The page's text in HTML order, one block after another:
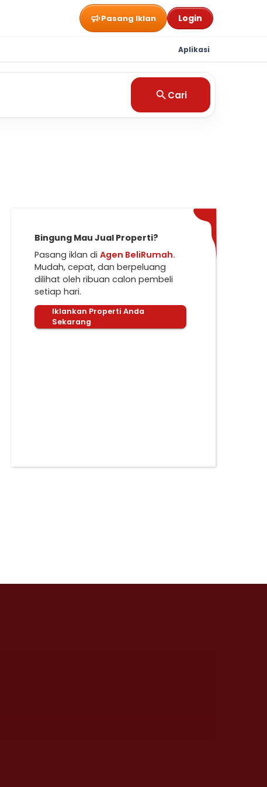
Pasang Iklan Login
Aplikasi
Cari
Bingung Mau Jual Properti?
Pasang iklan di Agen BeliRumah.
Mudah, cepat, dan berpeluang
dilihat oleh ribuan calon pembeli
setiap hari.
Iklankan Properti Anda
Sekarang